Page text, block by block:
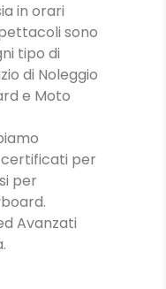
in orari
sono
tipo di
di Noleggio
e Moto
per
per
Avanzati